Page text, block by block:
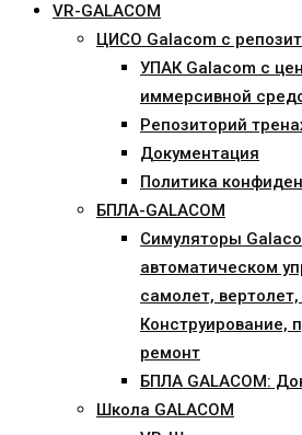
VR-GALACOM
ЦИСО Galacom с
УПАК Galacom с
иммерсивной
Репозиторий
Документация
Политика
БПЛА-GALACOM
Симуляторы
автоматическом
самолет,
Конструирование,
ремонт
БПЛА GALACOM:
Школа GALACOM